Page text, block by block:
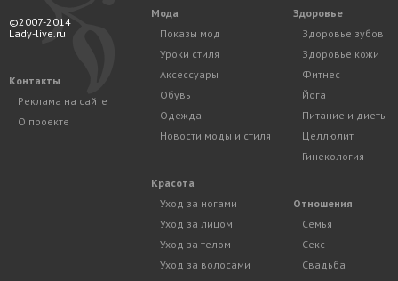
©2007-2014
Lady-live.ru
Контакты
Реклама на сайте
О проекте
Мода
Показы мод
Уроки стиля
Аксессуары
Обувь
Одежда
Новости моды и стиля
Красота
Уход за ногами
Уход за лицом
Уход за телом
Уход за волосами
Здоровье
Здоровье зубов
Здоровье кожи
Фитнес
Йога
Питание и диеты
Целлюлит
Гинекология
Отношения
Семья
Секс
Свадьба